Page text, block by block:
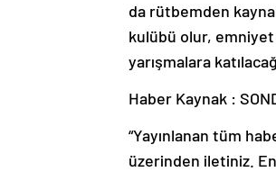
da rütbemden
kulübü olur, emniyet
yarışmalara
Haber Kaynak :
“Yayınlanan tüm
üzerinden iletiniz.